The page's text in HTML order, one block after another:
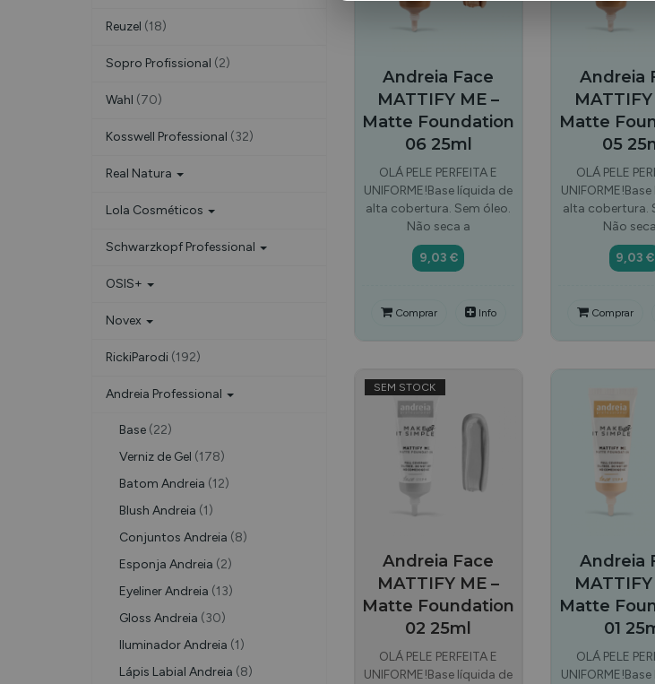
Reuzel (18)
Sopro Profissional (2)
Wahl (70)
Kosswell Professional (32)
Real Natura
Lola Cosméticos
Schwarzkopf Professional
OSIS+
Novex
RickiParodi (192)
Andreia Professional
Base (22)
Verniz de Gel (178)
Batom Andreia (12)
Blush Andreia (1)
Conjuntos Andreia (8)
Esponja Andreia (2)
Eyeliner Andreia (13)
Gloss Andreia (30)
Iluminador Andreia (1)
Lápis Labial Andreia (8)
Andreia Face
MATTIFY ME –
Matte Foundation
06 25ml
OLÁ PELE PERFEITA E
UNIFORME!Base líquida de
alta cobertura. Sem óleo.
Não seca a
9,03 €
Comprar Info
Andreia
MATTIFY
Matte
05
OLÁ PELE
alta cobertura.
Não
9,03 €
Comprar
SEM STOCK
Andreia Face
MATTIFY ME –
Matte Foundation
02 25ml
OLÁ PELE PERFEITA E
UNIFORME!Base líquida de
Andreia
MATTIFY
Matte
01
OLÁ PELE